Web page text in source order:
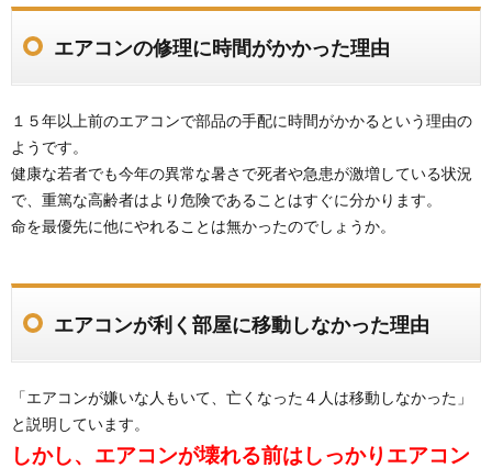
エアコンの修理に時間がかかった理由
１５年以上前のエアコンで部品の手配に時間がかかるという理由の
ようです。
健康な若者でも今年の異常な暑さで死者や急患が激増している状況
で、重篤な高齢者はより危険であることはすぐに分かります。
命を最優先に他にやれることは無かったのでしょうか。
エアコンが利く部屋に移動しなかった理由
「エアコンが嫌いな人もいて、亡くなった４人は移動しなかった」
と説明しています。
しかし、エアコンが壊れる前はしっかりエアコン